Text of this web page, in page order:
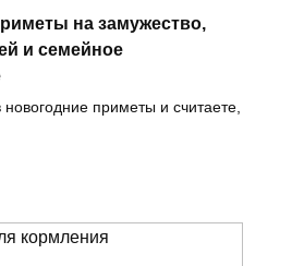
на замужество,
и семейное
приметы и считаете,